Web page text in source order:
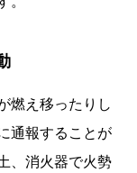
燃え移ったりし
通報することが
、消火器で火勢